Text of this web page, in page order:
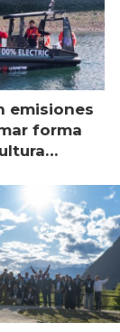
emisiones
forma